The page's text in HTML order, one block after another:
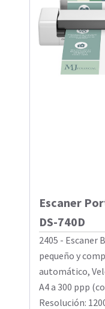
Escaner
DS-740D
2405 -
pequeño y
automático,
A4 a 300 ppp
Resolución: